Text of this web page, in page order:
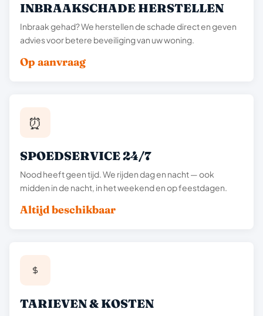
INBRAAKSCHADE HERSTELLEN
Inbraak gehad? We herstellen de schade direct en geven
advies voor betere beveiliging van uw woning.
Op aanvraag
⏰
SPOEDSERVICE 24/7
Nood heeft geen tijd. We rijden dag en nacht — ook
midden in de nacht, in het weekend en op feestdagen.
Altijd beschikbaar
TARIEVEN & KOSTEN